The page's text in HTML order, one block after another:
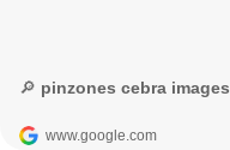
🔎 pinzones cebra
www.google.com